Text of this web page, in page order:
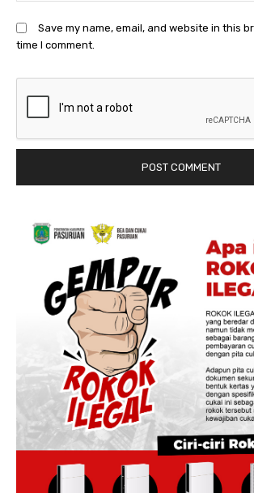
Save my name, email, and website in this
time I comment.